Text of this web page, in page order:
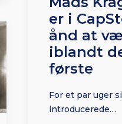
er i
ånd at
iblandt
første
For et par uger
introducerede…